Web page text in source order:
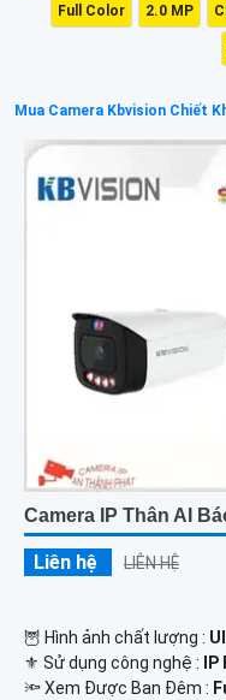
Full Color 2.0 MP
Mua Camera Kbvision Chiết
Camera IP Thân AI
Liên hệ LIÊN HỆ
🦉 Hình ảnh chất lượng :
⚜️ Sử dụng công nghệ :
🔦 Xem Được Ban Đêm :